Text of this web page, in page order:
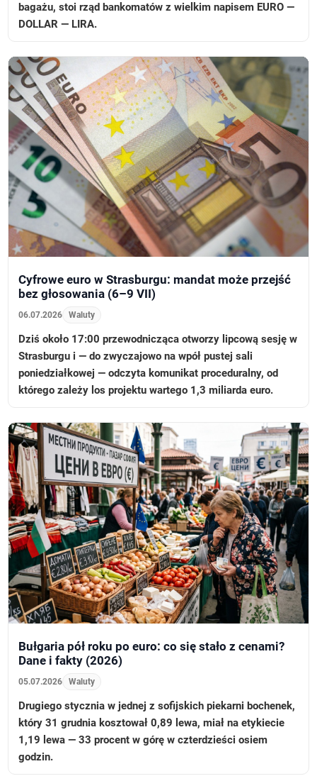
bagażu, stoi rząd bankomatów z wielkim napisem EURO —
DOLLAR — LIRA.
Cyfrowe euro w Strasburgu: mandat może przejść
bez głosowania (6–9 VII)
06.07.2026 Waluty
Dziś około 17:00 przewodnicząca otworzy lipcową sesję w
Strasburgu i — do zwyczajowo na wpół pustej sali
poniedziałkowej — odczyta komunikat proceduralny, od
którego zależy los projektu wartego 1,3 miliarda euro.
Bułgaria pół roku po euro: co się stało z cenami?
Dane i fakty (2026)
05.07.2026 Waluty
Drugiego stycznia w jednej z sofijskich piekarni bochenek,
który 31 grudnia kosztował 0,89 lewa, miał na etykiecie
1,19 lewa — 33 procent w górę w czterdzieści osiem
godzin.